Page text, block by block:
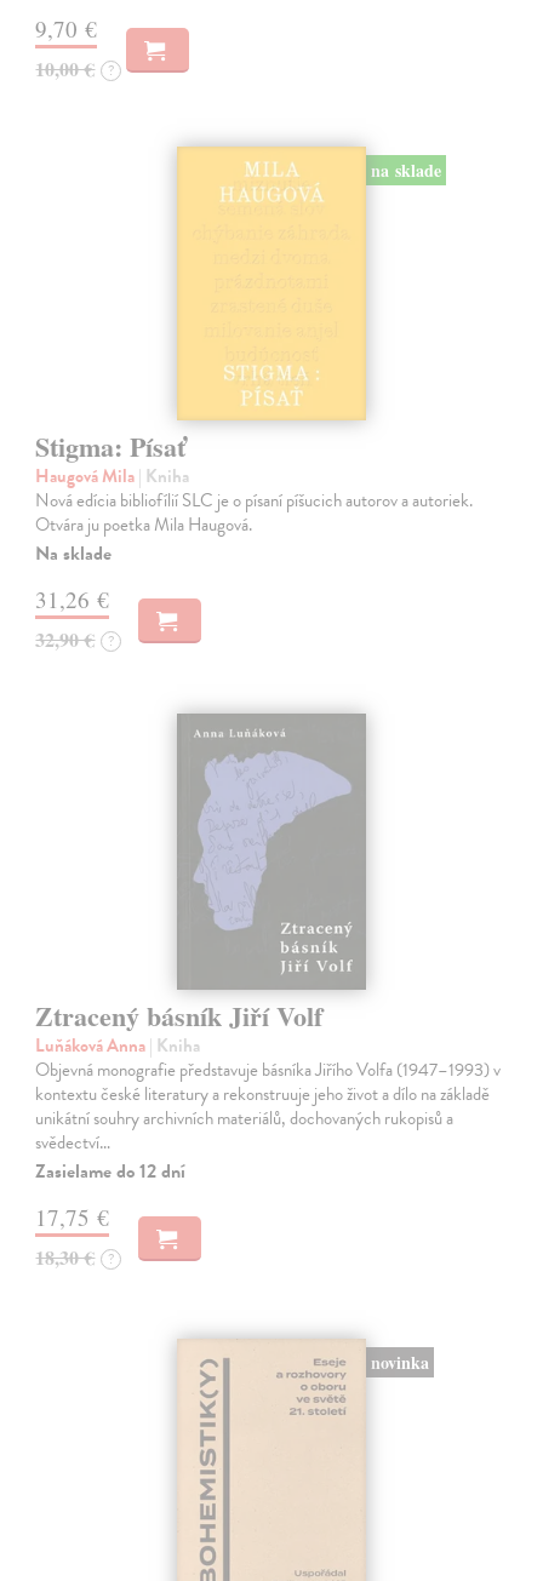
9,70 €
10,00 € ?
na sklade
Stigma: Písať
Haugová Mila| Kniha
Nová edícia bibliofílií SLC je o písaní píšucich autorov a autoriek.
Otvára ju poetka Mila Haugová.
Na sklade
31,26 €
32,90 € ?
Ztracený básník Jiří Volf
Luňáková Anna| Kniha
Objevná monografie představuje básníka Jiřího Volfa (1947–1993) v
kontextu české literatury a rekonstruuje jeho život a dílo na základě
unikátní souhry archivních materiálů, dochovaných rukopisů a
svědectví…
Zasielame do 12 dní
17,75 €
18,30 € ?
novinka